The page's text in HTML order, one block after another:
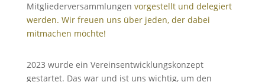
Mitgliederversammlungen vorgestellt und delegiert
werden. Wir freuen uns über jeden, der dabei
mitmachen möchte!
2023 wurde ein Vereinsentwicklungskonzept
gestartet. Das war und ist uns wichtig, um den